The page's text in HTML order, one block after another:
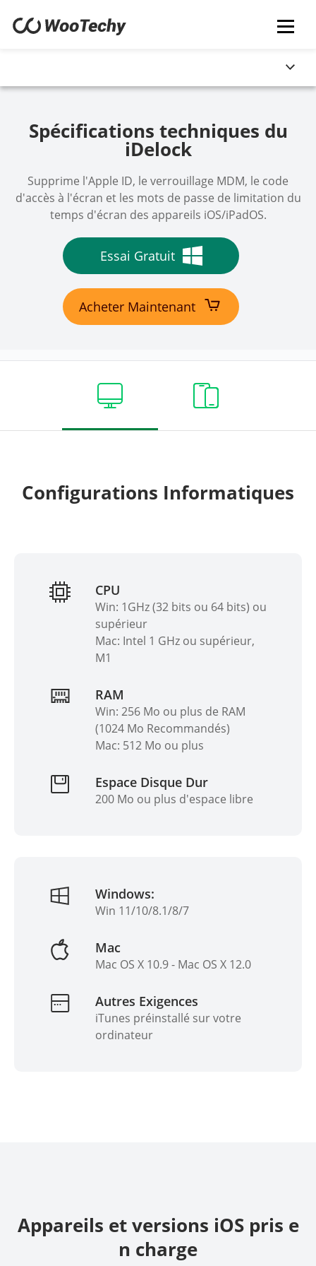
Spécifications techniques du
iDelock
Supprime l'Apple ID, le verrouillage MDM, le code
d'accès à l'écran et les mots de passe de limitation du
temps d'écran des appareils iOS/iPadOS.
Essai Gratuit
Acheter Maintenant
Configurations Informatiques
CPU
Win: 1GHz (32 bits ou 64 bits) ou
supérieur
Mac: Intel 1 GHz ou supérieur,
M1
RAM
Win: 256 Mo ou plus de RAM
(1024 Mo Recommandés)
Mac: 512 Mo ou plus
Espace Disque Dur
200 Mo ou plus d'espace libre
Windows:
Win 11/10/8.1/8/7
Mac
Mac OS X 10.9 - Mac OS X 12.0
Autres Exigences
iTunes préinstallé sur votre
ordinateur
Appareils et versions iOS pris e
n charge